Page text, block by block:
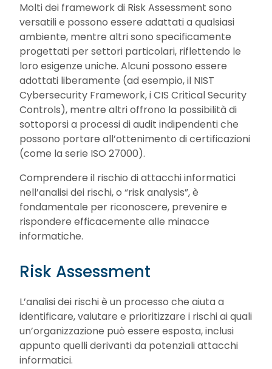
Molti dei framework di Risk Assessment sono
versatili e possono essere adattati a qualsiasi
ambiente, mentre altri sono specificamente
progettati per settori particolari, riflettendo le
loro esigenze uniche. Alcuni possono essere
adottati liberamente (ad esempio, il NIST
Cybersecurity Framework, i CIS Critical Security
Controls), mentre altri offrono la possibilità di
sottoporsi a processi di audit indipendenti che
possono portare all’ottenimento di certificazioni
(come la serie ISO 27000).
Comprendere il rischio di attacchi informatici
nell’analisi dei rischi, o “risk analysis”, è
fondamentale per riconoscere, prevenire e
rispondere efficacemente alle minacce
informatiche.
Risk Assessment
L’analisi dei rischi è un processo che aiuta a
identificare, valutare e prioritizzare i rischi ai quali
un’organizzazione può essere esposta, inclusi
appunto quelli derivanti da potenziali attacchi
informatici.